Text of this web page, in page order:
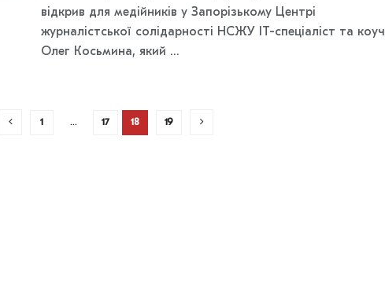
відкрив для медійників у Запорізькому Центрі
журналістської солідарності НСЖУ IT-спеціаліст та коуч
Олег Косьмина, який ...
1 … 17 18 19